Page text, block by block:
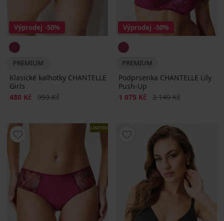
Výprodej -50%
PREMIUM
Klasické kalhotky CHANTELLE
Girls
Sleva
480 Kč Původní cena
959 Kč
Výprodej -50%
PREMIUM
Podprsenka CHANTELLE Lily
Push-Up
Sleva
1 075 Kč Původní cena
2 149 Kč
LIMITED